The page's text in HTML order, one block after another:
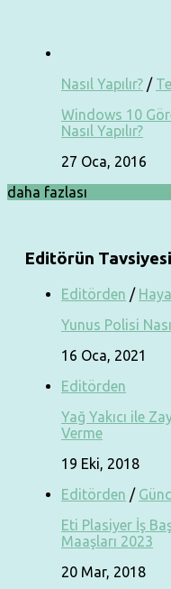
Nasıl Yapılır? /
Windows 10
Nasıl Yapılır?
27 Oca, 2016
daha fazlası
Editörün Tavsiyesi
Editörden /
Yunus Polisi
16 Oca, 2021
Editörden
Yağ Yakıcı ile
Verme
19 Eki, 2018
Editörden /
Eti Plasiyer İş
Maaşları 2023
20 Mar, 2018